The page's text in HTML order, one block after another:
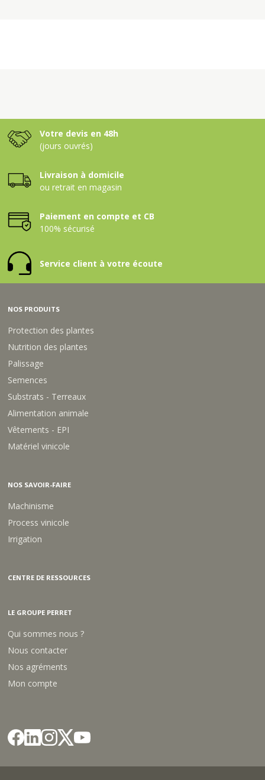
Votre devis en 48h
(jours ouvrés)
Livraison à domicile
ou retrait en magasin
Paiement en compte et CB
100% sécurisé
Service client à votre écoute
NOS PRODUITS
Protection des plantes
Nutrition des plantes
Palissage
Semences
Substrats - Terreaux
Alimentation animale
Vêtements - EPI
Matériel vinicole
NOS SAVOIR-FAIRE
Machinisme
Process vinicole
Irrigation
CENTRE DE RESSOURCES
LE GROUPE PERRET
Qui sommes nous ?
Nous contacter
Nos agréments
Mon compte